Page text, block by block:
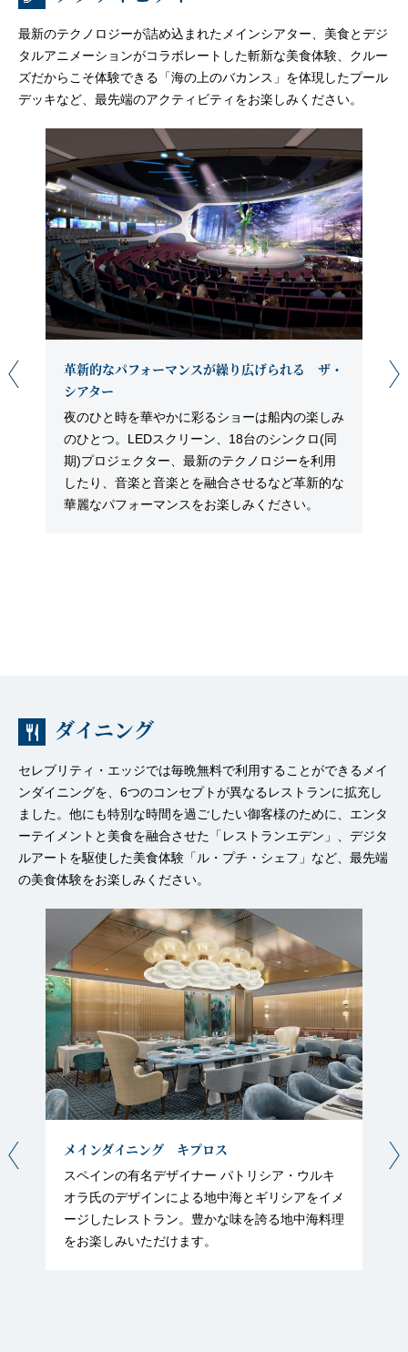
最新のテクノロジーが詰め込まれたメインシアター、美食とデジ
タルアニメーションがコラボレートした斬新な美食体験、クルー
ズだからこそ体験できる「海の上のバカンス」を体現したプール
デッキなど、最先端のアクティビティをお楽しみください。
革新的なパフォーマンスが繰り広げられる ザ・
シアター
夜のひと時を華やかに彩るショーは船内の楽しみ
のひとつ。LEDスクリーン、18台のシンクロ(同
期)プロジェクター、最新のテクノロジーを利用
したり、音楽と音楽とを融合させるなど革新的な
華麗なパフォーマンスをお楽しみください。
ダイニング
セレブリティ・エッジでは毎晩無料で利用することができるメイ
ンダイニングを、6つのコンセプトが異なるレストランに拡充し
ました。他にも特別な時間を過ごしたい御客様のために、エンタ
ーテイメントと美食を融合させた「レストランエデン」、デジタ
ルアートを駆使した美食体験「ル・プチ・シェフ」など、最先端
の美食体験をお楽しみください。
メインダイニング キプロス
スペインの有名デザイナー パトリシア・ウルキ
オラ氏のデザインによる地中海とギリシアをイメ
ージしたレストラン。豊かな味を誇る地中海料理
をお楽しみいただけます。